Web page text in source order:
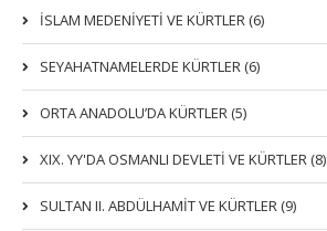
İSLAM MEDENİYETİ VE KÜRTLER (6)
SEYAHATNAMELERDE KÜRTLER (6)
ORTA ANADOLU’DA KÜRTLER (5)
XIX. YY'DA OSMANLI DEVLETI VE KÜRTLER (8)
SULTAN II. ABDÜLHAMİT VE KÜRTLER (9)